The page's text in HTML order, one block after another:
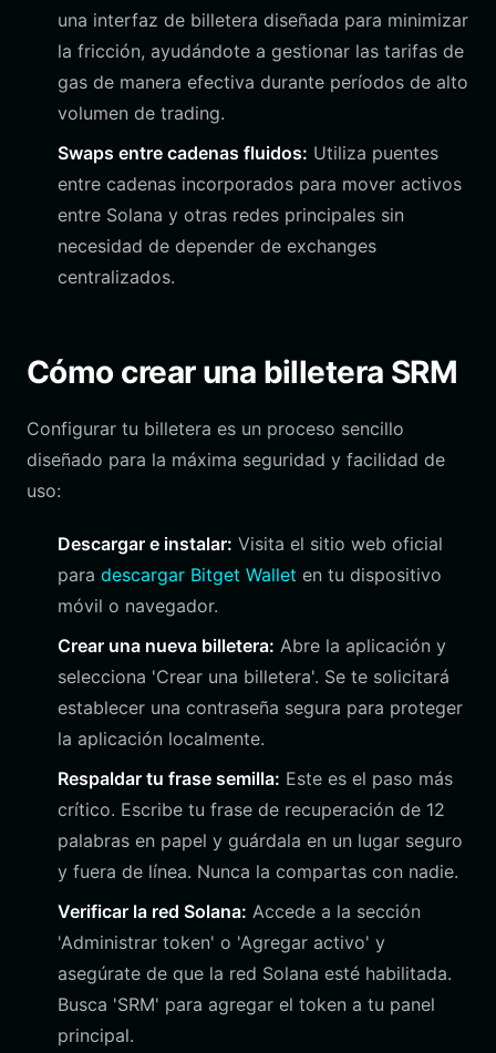
una interfaz de billetera diseñada para minimizar
la fricción, ayudándote a gestionar las tarifas de
gas de manera efectiva durante períodos de alto
volumen de trading.
Swaps entre cadenas fluidos: Utiliza puentes
entre cadenas incorporados para mover activos
entre Solana y otras redes principales sin
necesidad de depender de exchanges
centralizados.
Cómo crear una billetera SRM
Configurar tu billetera es un proceso sencillo
diseñado para la máxima seguridad y facilidad de
uso:
Descargar e instalar: Visita el sitio web oficial
para descargar Bitget Wallet en tu dispositivo
móvil o navegador.
Crear una nueva billetera: Abre la aplicación y
selecciona 'Crear una billetera'. Se te solicitará
establecer una contraseña segura para proteger
la aplicación localmente.
Respaldar tu frase semilla: Este es el paso más
crítico. Escribe tu frase de recuperación de 12
palabras en papel y guárdala en un lugar seguro
y fuera de línea. Nunca la compartas con nadie.
Verificar la red Solana: Accede a la sección
'Administrar token' o 'Agregar activo' y
asegúrate de que la red Solana esté habilitada.
Busca 'SRM' para agregar el token a tu panel
principal.